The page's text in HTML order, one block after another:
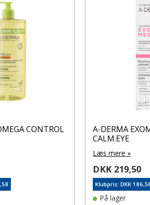
CONTROL
A-DERMA
CALM.EYE
Læs mere »
DKK 219,50
Klubpris: DKK
På lager